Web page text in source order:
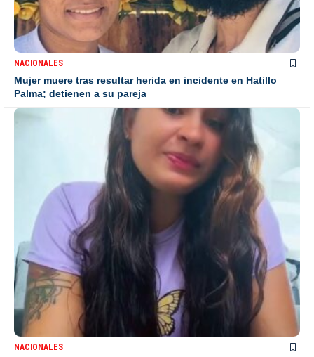
NACIONALES
Mujer muere tras resultar herida en incidente en Hatillo
Palma; detienen a su pareja
NACIONALES